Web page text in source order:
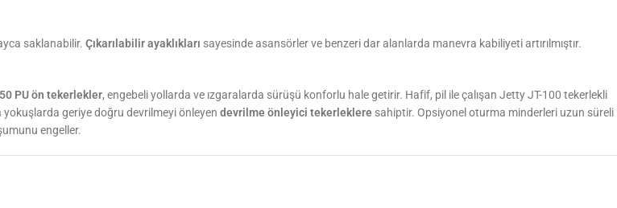
saklanabilir. Çıkarılabilir ayaklıkları sayesinde asansörler ve benzeri dar alanlarda manevra kabiliyeti artırılmıştır.
PU ön tekerlekler, engebeli yollarda ve ızgaralarda sürüşü konforlu hale getirir. Hafif, pil ile çalışan Jetty JT-100 tekerlekli
yokuşlarda geriye doğru devrilmeyi önleyen devrilme önleyici tekerleklere sahiptir. Opsiyonel oturma minderleri uzun süreli
engeller.